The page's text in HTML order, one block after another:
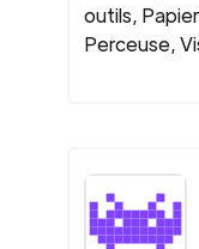
outils,
Perceuse,